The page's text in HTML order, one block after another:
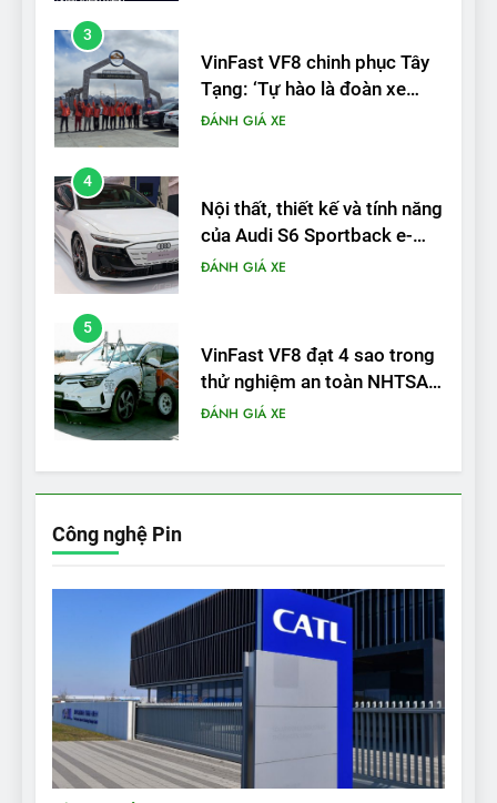
4
Nội thất, thiết kế và tính năng
của Audi S6 Sportback e-
tron
ĐÁNH GIÁ XE
5
VinFast VF8 đạt 4 sao trong
thử nghiệm an toàn NHTSA
tại Mỹ
ĐÁNH GIÁ XE
6
Hệ thống treo đa điểm –
trang bị “đáng từng xu” trên
VinFast VF 6
ĐÁNH GIÁ XE
7
Bài kiểm tra của Mỹ về đối
thủ Tesla Model 3 của BYD:
‘Nó sang trọng hơn nhiều’
ĐÁNH GIÁ XE
9
BYD Seal 06 DM-i PHEV có
Công nghệ Pin